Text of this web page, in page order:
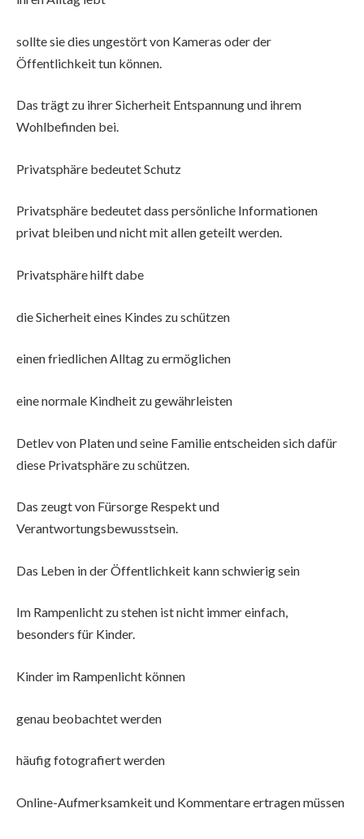
sollte sie dies ungestört von Kameras oder der
Öffentlichkeit tun können.
Das trägt zu ihrer Sicherheit Entspannung und ihrem
Wohlbefinden bei.
Privatsphäre bedeutet Schutz
Privatsphäre bedeutet dass persönliche Informationen
privat bleiben und nicht mit allen geteilt werden.
Privatsphäre hilft dabe
die Sicherheit eines Kindes zu schützen
einen friedlichen Alltag zu ermöglichen
eine normale Kindheit zu gewährleisten
Detlev von Platen und seine Familie entscheiden sich dafür
diese Privatsphäre zu schützen.
Das zeugt von Fürsorge Respekt und
Verantwortungsbewusstsein.
Das Leben in der Öffentlichkeit kann schwierig sein
Im Rampenlicht zu stehen ist nicht immer einfach,
besonders für Kinder.
Kinder im Rampenlicht können
genau beobachtet werden
häufig fotografiert werden
Online-Aufmerksamkeit und Kommentare ertragen müssen